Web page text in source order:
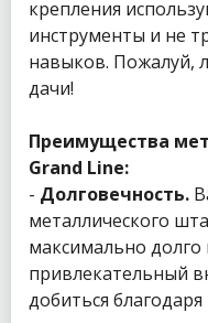
крепления
инструменты и не
навыков. Пожалуй,
дачи!
Преимущества
Grand Line:
- Долговечность.
металлического
максимально долго
привлекательный
добиться